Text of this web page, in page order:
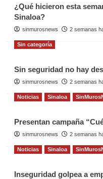
¿Qué hicieron esta
Sinaloa?
sinmurosnews 2 semanas
Sin categoría
Sin seguridad no hay
sinmurosnews 2 semanas
Noticias Sinaloa
Presentan campaña
sinmurosnews 2 semanas
Noticias Sinaloa
Inseguridad golpea a